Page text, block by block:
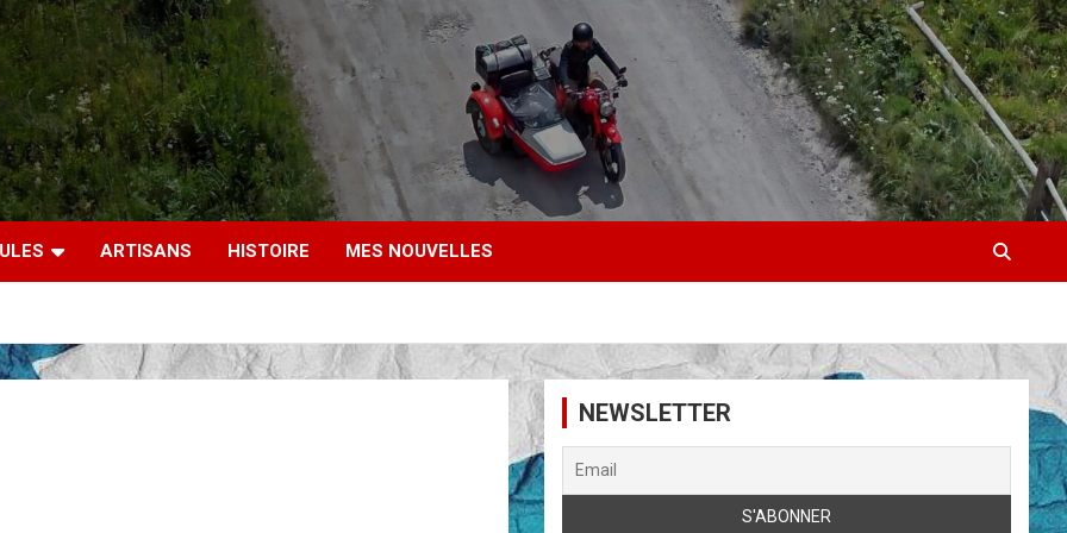
ARTISANS HISTOIRE MES NOUVELLES
NEWSLETTER